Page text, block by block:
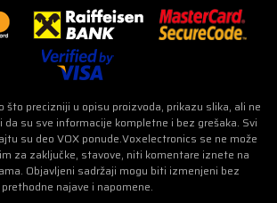
što precizniji u opisu proizvoda, prikazu slika, ali ne
su sve informacije kompletne i bez grešaka. Svi
su deo VOX ponude.Voxelectronics se ne može
za zaključke, stavove, niti komentare iznete na
Objavljeni sadržaji mogu biti izmenjeni bez
prethodne najave i napomene.